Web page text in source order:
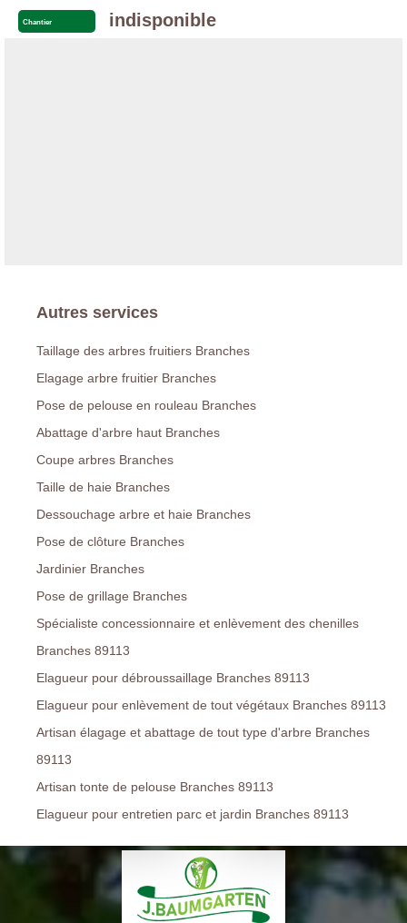
Chantier indisponible
Autres services
Taillage des arbres fruitiers Branches
Elagage arbre fruitier Branches
Pose de pelouse en rouleau Branches
Abattage d'arbre haut Branches
Coupe arbres Branches
Taille de haie Branches
Dessouchage arbre et haie Branches
Pose de clôture Branches
Jardinier Branches
Pose de grillage Branches
Spécialiste concessionnaire et enlèvement des chenilles
Branches 89113
Elagueur pour débroussaillage Branches 89113
Elagueur pour enlèvement de tout végétaux Branches 89113
Artisan élagage et abattage de tout type d'arbre Branches
89113
Artisan tonte de pelouse Branches 89113
Elagueur pour entretien parc et jardin Branches 89113